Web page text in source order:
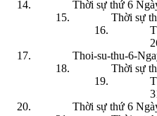
Thời sự thứ 6
Thời sự
Thoi-su-thu-6-
Thời sự
Thời sự thứ 6